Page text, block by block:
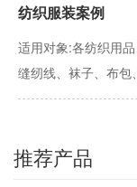
纺织服装案例
适用对象:各纺织用
缝纫线、袜子、布包
推荐产品